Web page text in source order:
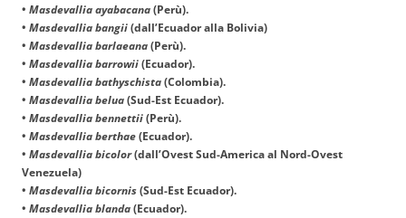
• Masdevallia ayabacana (Perù).
• Masdevallia bangii (dall’Ecuador alla Bolivia)
• Masdevallia barlaeana (Perù).
• Masdevallia barrowii (Ecuador).
• Masdevallia bathyschista (Colombia).
• Masdevallia belua (Sud-Est Ecuador).
• Masdevallia bennettii (Perù).
• Masdevallia berthae (Ecuador).
• Masdevallia bicolor(dall’Ovest Sud-America al Nord-Ovest
Venezuela)
• Masdevallia bicornis (Sud-Est Ecuador).
• Masdevallia blanda (Ecuador).